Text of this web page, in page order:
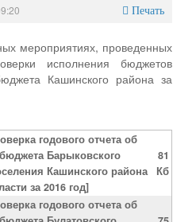
Печать
мероприятиях, проведенных
исполнения бюджетов
Кашинского района за
годового отчета об
Барыковского
Кашинского района
за 2016 год]
81
Кб
годового отчета об